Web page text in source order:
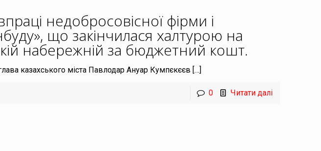
недобросовісної фірми і
що закінчилася халтурою на
набережній за бюджетний кошт.
казахського міста Павлодар Ануар Кумпєкєєв […]
0 Читати далі